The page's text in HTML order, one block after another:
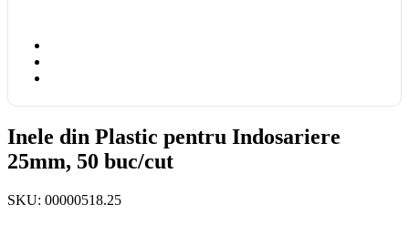
Inele din Plastic pentru Indosariere
25mm, 50 buc/cut
SKU: 00000518.25